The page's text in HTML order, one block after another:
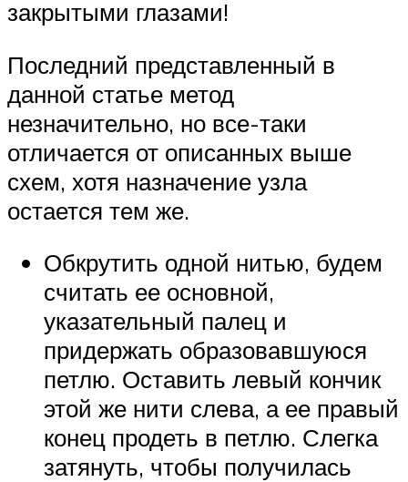
закрытыми глазами!
Последний представленный в
данной статье метод
незначительно, но все-таки
отличается от описанных выше
схем, хотя назначение узла
остается тем же.
Обкрутить одной нитью, будем
считать ее основной,
указательный палец и
придержать образовавшуюся
петлю. Оставить левый кончик
этой же нити слева, а ее правый
конец продеть в петлю. Слегка
затянуть, чтобы получилась